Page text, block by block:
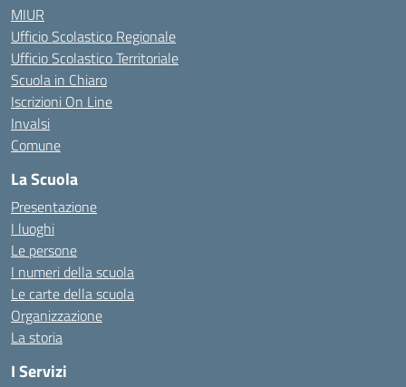
MIUR
Ufficio Scolastico Regionale
Ufficio Scolastico Territoriale
Scuola in Chiaro
Iscrizioni On Line
Invalsi
Comune
La Scuola
Presentazione
I luoghi
Le persone
I numeri della scuola
Le carte della scuola
Organizzazione
La storia
I Servizi